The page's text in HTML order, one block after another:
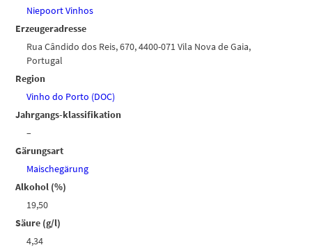
Niepoort Vinhos
Erzeugeradresse
Rua Cândido dos Reis, 670, 4400-071 Vila Nova de Gaia,
Portugal
Region
Vinho do Porto (DOC)
Jahrgangs-klassifikation
–
Gärungsart
Maischegärung
Alkohol (%)
19,50
Säure (g/l)
4,34